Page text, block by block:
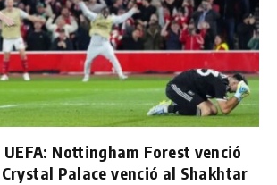
UEFA: Nottingham Forest venció
Palace venció al Shakhtar